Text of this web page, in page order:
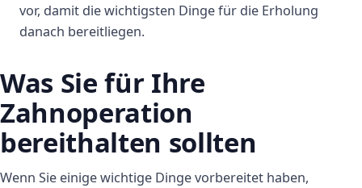
vor, damit die wichtigsten Dinge für die Erholung
danach bereitliegen.
Was Sie für Ihre
Zahnoperation
bereithalten sollten
Wenn Sie einige wichtige Dinge vorbereitet haben,